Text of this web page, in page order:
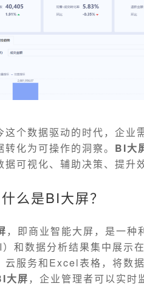
这个数据驱动的时代，企业
转化为可操作的洞察。 BI大
据可视化、辅助决策、提升
么是BI大屏？
，即商业智能大屏，是一
）和数据分析结果集中展示
云服务和Excel表格，将数
大屏 ，企业管理者可以实时